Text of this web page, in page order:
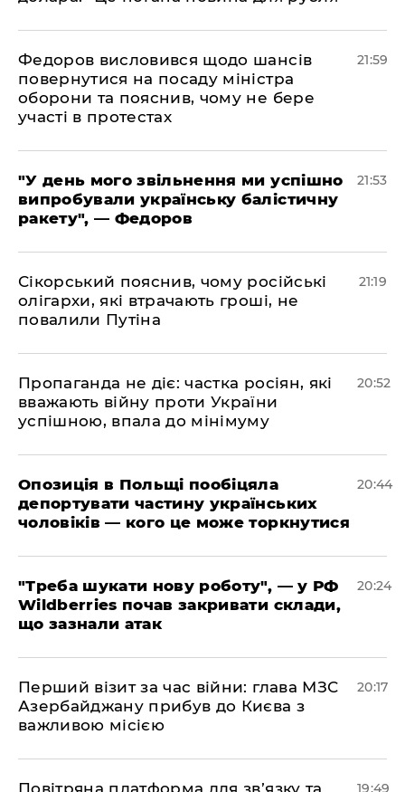
​Федоров висловився щодо шансів
повернутися на посаду міністра
оборони та пояснив, чому не бере
участі в протестах
21:59
​"У день мого звільнення ми успішно
випробували українську балістичну
ракету", — Федоров
21:53
​Сікорський пояснив, чому російські
олігархи, які втрачають гроші, не
повалили Путіна
21:19
​Пропаганда не діє: частка росіян, які
вважають війну проти України
успішною, впала до мінімуму
20:52
​Опозиція в Польщі пообіцяла
депортувати частину українських
чоловіків — кого це може торкнутися
20:44
​"Треба шукати нову роботу", — у РФ
Wildberries почав закривати склади,
що зазнали атак
20:24
​Перший візит за час війни: глава МЗС
Азербайджану прибув до Києва з
важливою місією
20:17
​Повітряна платформа для зв’язку та
19:49